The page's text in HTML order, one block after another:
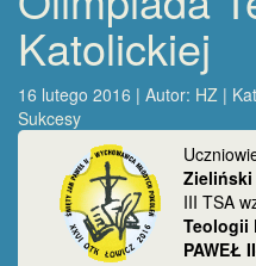
Katolickiej
16 lutego 2016 | Autor: HZ |
Sukcesy
Zieliński
III TSA
Teologii
PAWEŁ